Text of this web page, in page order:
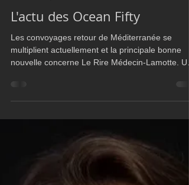
May 22
3 min read
Ocean Fifty
L'actu des Ocean Fifty
mois après son chavirage survenu peu avant
à disposition par l’équipe Solidaire en Peloton et
une importante chaîne de solidarité entre les
teams de la classe Ocean Fifty, le bateau a
La Seyne-sur-Mer en milieu de journée ce